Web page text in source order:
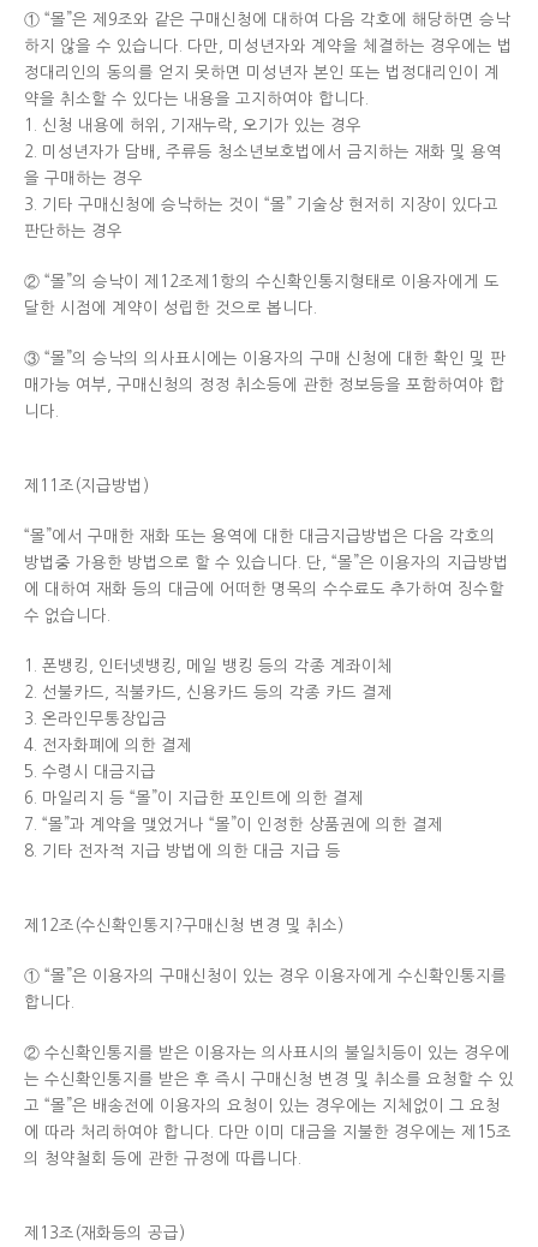
① “몰”은 제9조와 같은 구매신청에 대하여 다음 각호에 해당하면 승낙
하지 않을 수 있습니다. 다만, 미성년자와 계약을 체결하는 경우에는 법
정대리인의 동의를 얻지 못하면 미성년자 본인 또는 법정대리인이 계
약을 취소할 수 있다는 내용을 고지하여야 합니다.
1. 신청 내용에 허위, 기재누락, 오기가 있는 경우
2. 미성년자가 담배, 주류등 청소년보호법에서 금지하는 재화 및 용역
을 구매하는 경우
3. 기타 구매신청에 승낙하는 것이 “몰” 기술상 현저히 지장이 있다고
판단하는 경우
② “몰”의 승낙이 제12조제1항의 수신확인통지형태로 이용자에게 도
달한 시점에 계약이 성립한 것으로 봅니다.
③ “몰”의 승낙의 의사표시에는 이용자의 구매 신청에 대한 확인 및 판
매가능 여부, 구매신청의 정정 취소등에 관한 정보등을 포함하여야 합
니다.
제11조(지급방법)
“몰”에서 구매한 재화 또는 용역에 대한 대금지급방법은 다음 각호의
방법중 가용한 방법으로 할 수 있습니다. 단, “몰”은 이용자의 지급방법
에 대하여 재화 등의 대금에 어떠한 명목의 수수료도 추가하여 징수할
수 없습니다.
1. 폰뱅킹, 인터넷뱅킹, 메일 뱅킹 등의 각종 계좌이체
2. 선불카드, 직불카드, 신용카드 등의 각종 카드 결제
3. 온라인무통장입금
4. 전자화폐에 의한 결제
5. 수령시 대금지급
6. 마일리지 등 “몰”이 지급한 포인트에 의한 결제
7. “몰”과 계약을 맺었거나 “몰”이 인정한 상품권에 의한 결제
8. 기타 전자적 지급 방법에 의한 대금 지급 등
제12조(수신확인통지?구매신청 변경 및 취소)
① “몰”은 이용자의 구매신청이 있는 경우 이용자에게 수신확인통지를
합니다.
② 수신확인통지를 받은 이용자는 의사표시의 불일치등이 있는 경우에
는 수신확인통지를 받은 후 즉시 구매신청 변경 및 취소를 요청할 수 있
고 “몰”은 배송전에 이용자의 요청이 있는 경우에는 지체없이 그 요청
에 따라 처리하여야 합니다. 다만 이미 대금을 지불한 경우에는 제15조
의 청약철회 등에 관한 규정에 따릅니다.
제13조(재화등의 공급)